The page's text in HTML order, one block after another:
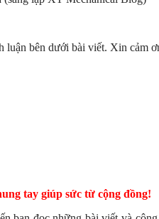
bên dưới bài viết. Xin cảm
tay giúp sức từ cộng đồng!